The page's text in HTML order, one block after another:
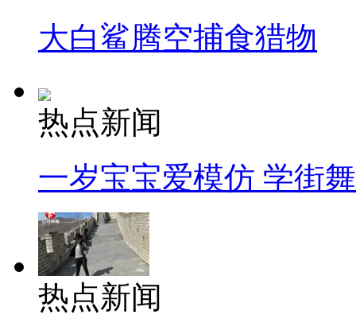
大白鲨腾空捕食猎物
热点新闻
一岁宝宝爱模仿 学街
热点新闻